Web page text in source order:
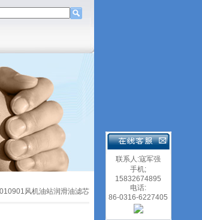
风机油站润滑油滤芯
联系人:寇军强
手机;
15832674895
电话:
86-0316-6227405